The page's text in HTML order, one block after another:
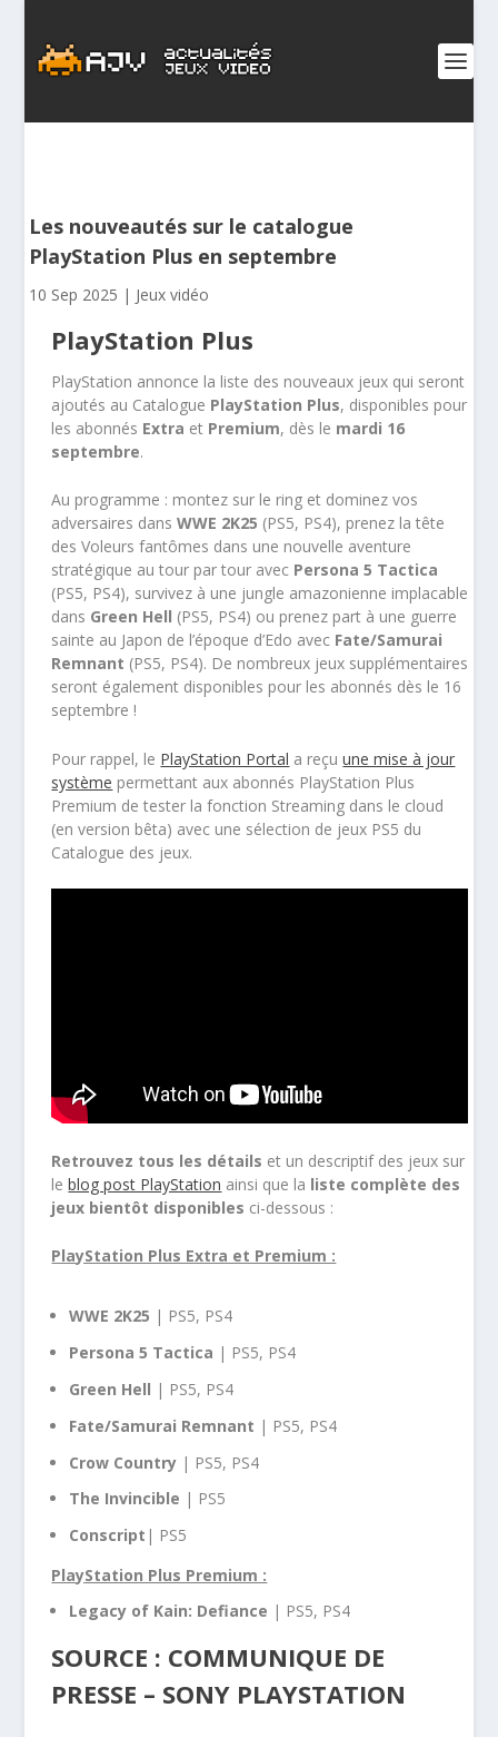
Les nouveautés sur le catalogue
PlayStation Plus en septembre
10 Sep 2025 | Jeux vidéo
PlayStation Plus
PlayStation annonce la liste des nouveaux jeux qui seront
ajoutés au Catalogue PlayStation Plus, disponibles pour
les abonnés Extra et Premium, dès le mardi 16
septembre.
Au programme : montez sur le ring et dominez vos
adversaires dansWWE 2K25 (PS5, PS4), prenez la tête
des Voleurs fantômes dans une nouvelle aventure
stratégique au tour par tour avec Persona 5 Tactica
(PS5, PS4), survivez à une jungle amazonienne implacable
dans Green Hell (PS5, PS4) ou prenez part à une guerre
sainte au Japon de l’époque d’Edo avec Fate/Samurai
Remnant (PS5, PS4). De nombreux jeux supplémentaires
seront également disponibles pour les abonnés dès le 16
septembre !
Pour rappel, le PlayStation Portal a reçuune mise à jour
système permettant aux abonnés PlayStation Plus
Premium de tester la fonction Streaming dans le cloud
(en version bêta) avec une sélection de jeux PS5 du
Catalogue des jeux.
Retrouvez tous les détails et un descriptif des jeux sur
leblog post PlayStation ainsi que la liste complète des
jeux bientôt disponibles ci-dessous :
PlayStation Plus Extra et Premium :
WWE 2K25 | PS5, PS4
Persona 5 Tactica | PS5, PS4
Green Hell | PS5, PS4
Fate/Samurai Remnant | PS5, PS4
Crow Country | PS5, PS4
The Invincible | PS5
Conscript | PS5
PlayStation Plus Premium :
Legacy of Kain: Defiance | PS5, PS4
SOURCE : COMMUNIQUE DE
PRESSE – SONY PLAYSTATION